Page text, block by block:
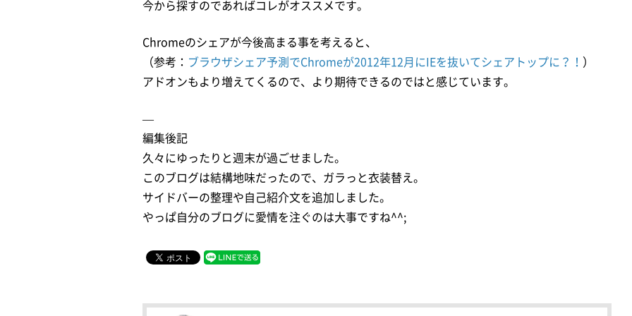
今から探すのであればコレがオススメです。
Chromeのシェアが今後高まる事を考えると、
（参考： ブラウザシェア予測でChromeが2012年12月にIEを抜いてシェアトップに？！ ）
アドオンもより増えてくるので、より期待できるのではと感じています。
—
編集後記
久々にゆったりと週末が過ごせました。
このブログは結構地味だったので、ガラっと衣装替え。
サイドバーの整理や自己紹介文を追加しました。
やっぱ自分のブログに愛情を注ぐのは大事ですね^^;